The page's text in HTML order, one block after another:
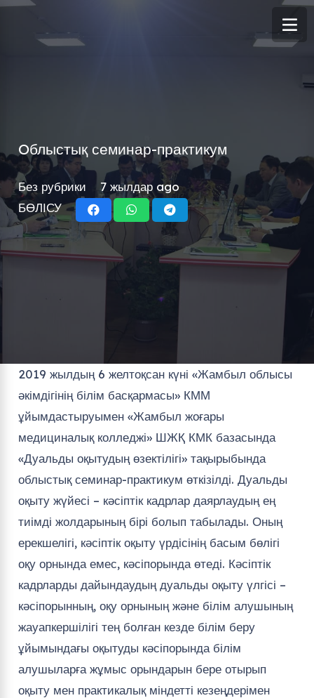
Oблыстық семинар-практикум
Без рубрики
7 жылдар ago
БӨЛІСУ
2019 жылдың 6 желтоқсан күні «Жамбыл облысы
әкімдігінің білім басқармасы» КММ
ұйымдастыруымен «Жамбыл жоғары
медициналық колледжі» ШЖҚ КМК базасында
«Дуальды оқытудың өзектілігі» тақырыбында
облыстық семинар-практикум өткізілді. Дуальды
оқыту жүйесі – кәсіптік кадрлар даярлаудың ең
тиімді жолдарының бірі болып табылады. Оның
ерекшелігі, кәсіптік оқыту үрдісінің басым бөлігі
оқу орнында емес, кәсіпорында өтеді. Кәсіптік
кадрларды дайындаудың дуальды оқыту үлгісі –
кәсіпорынның, оқу орнының және білім алушының
жауапкершілігі тең болған кезде білім беру
ұйымындағы оқытуды кәсіпорында білім
алушыларға жұмыс орындарын бере отырып
оқыту мен практикалық міндетті кезеңдерімен